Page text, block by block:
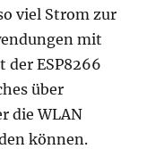
viel Strom zur
mit
ESP8266
über
die WLAN
können.